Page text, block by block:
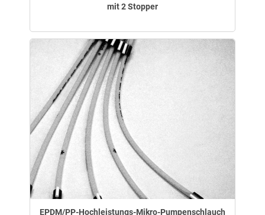
mit 2 Stopper
EPDM/PP-Hochleistungs-Mikro-Pumpenschlauch